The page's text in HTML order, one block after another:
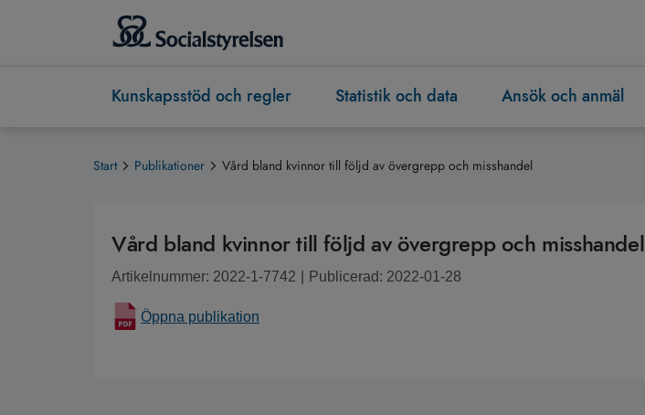
Kunskapsstöd och regler Statistik och data Ansök och anmäl
Start Publikationer Vård bland kvinnor till följd av övergrepp och misshandel
Vård bland kvinnor till följd av övergrepp och misshandel
Artikelnummer: 2022-1-7742 Publicerad: 2022-01-28
Öppna publikation